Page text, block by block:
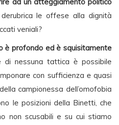
le offese alla dignità
veniali?
è profondo ed è squisitamente
di nessuna tattica è possibile
con sufficienza e quasi
campionessa dell’omofobia
le posizioni della Binetti, che
non scusabili e su cui stiamo